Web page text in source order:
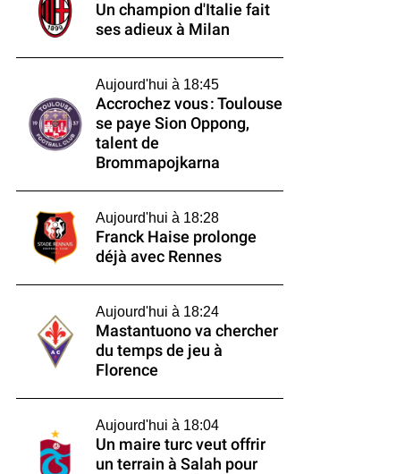
Un champion d'Italie fait
ses adieux à Milan
Aujourd'hui à 18:45
Accrochez vous : Toulouse
se paye Sion Oppong,
talent de
Brommapojkarna
Aujourd'hui à 18:28
Franck Haise prolonge
déjà avec Rennes
Aujourd'hui à 18:24
Mastantuono va chercher
du temps de jeu à
Florence
Aujourd'hui à 18:04
Un maire turc veut offrir
un terrain à Salah pour